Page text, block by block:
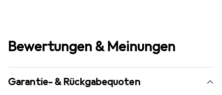
Bewertungen & Meinungen
Garantie- & Rückgabequoten